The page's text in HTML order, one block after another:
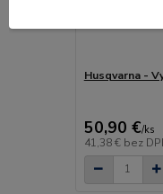
Husqvarna -
50,90 €/ks
41,38 € bez